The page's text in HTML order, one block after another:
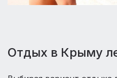
Отдых в Крыму